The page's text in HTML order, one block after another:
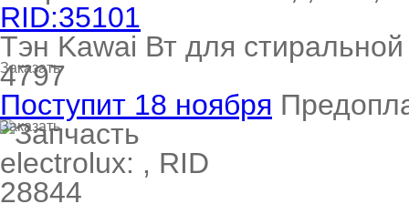
RID:35101
Тэн Kawai Вт для
Заказать
4797
Поступит 18 ноября
Заказать